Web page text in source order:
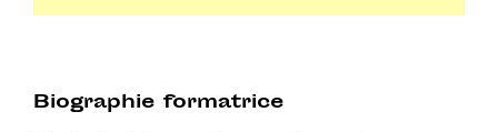
Biographie formatrice